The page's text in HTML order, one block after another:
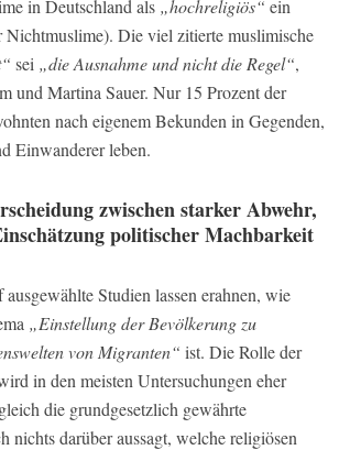
in Deutschland als „hochreligiös“ ein
Nichtmuslime). Die viel zitierte muslimische
sei „die Ausnahme und nicht die Regel“,
und Martina Sauer. Nur 15 Prozent der
nach eigenem Bekunden in Gegenden,
Einwanderer leben.
zwischen starker Abwehr,
politischer Machbarkeit
Studien lassen erahnen, wie
„Einstellung der Bevölkerung zu
von Migranten“ ist. Die Rolle der
in den meisten Untersuchungen eher
die grundgesetzlich gewährte
nichts darüber aussagt, welche religiösen